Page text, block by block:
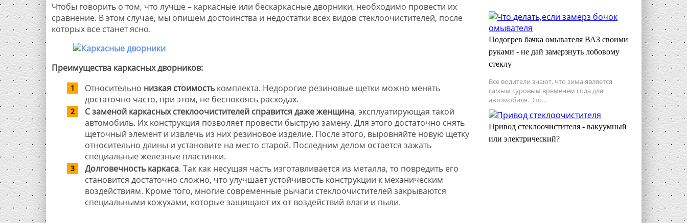
Чтобы говорить о том, что лучше – каркасные или бескаркасные дворники, необходимо провести их
сравнение. В этом случае, мы опишем достоинства и недостатки всех видов стеклоочистителей, после
которых все станет ясно.
Преимущества каркасных дворников:
Относительно низкая стоимостькомплекта. Недорогие резиновые щетки можно менять
достаточно часто, при этом, не беспокоясь расходах.
С заменой каркасных стеклоочистителей справится даже женщина, эксплуатирующая такой
автомобиль. Их конструкция позволяет провести быструю замену. Для этого достаточно снять
щеточный элемент и извлечь из них резиновое изделие. После этого, выровняйте новую щетку
относительно длины и установите на место старой. Последним делом остается зажать
специальные железные пластинки.
Долговечность каркаса. Так как несущая часть изготавливается из металла, то повредить его
становится достаточно сложно, что улучшает устойчивость конструкции к механическим
воздействиям. Кроме того, многие современные рычаги стеклоочистителей закрываются
специальными кожухами, которые защищают их от воздействий влаги и пыли.
Подогрев бачка омывателя ВАЗ своими
руками - не дай замерзнуть лобовому
стеклу
Все водители знают, что зима является
самым суровым временем года для
автомобиля. Это...
Привод стеклоочистителя - вакуумный
или электрический?